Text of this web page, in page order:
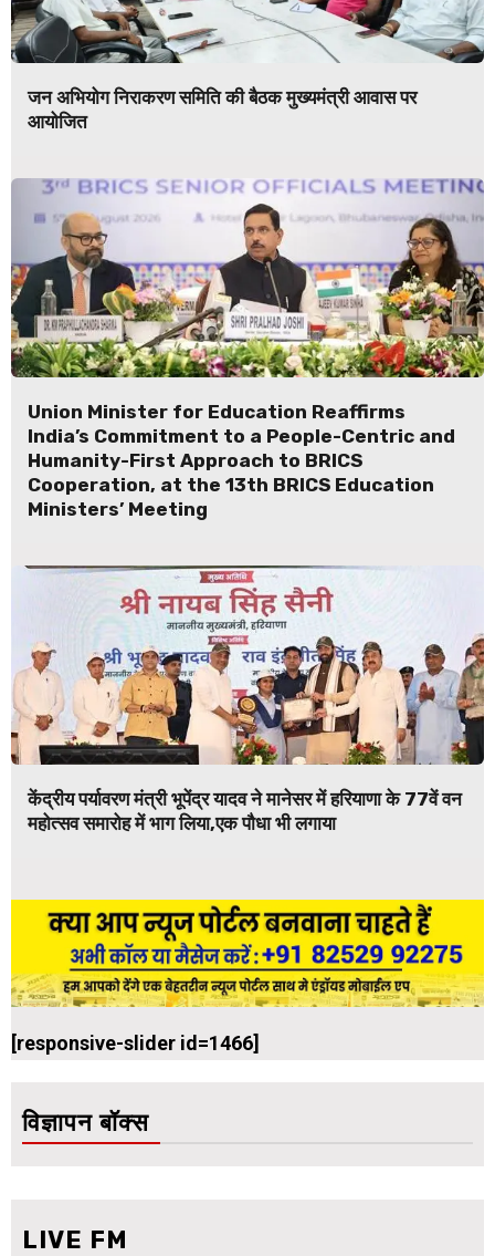
जन अभियोग निराकरण समिति की बैठक मुख्यमंत्री आवास पर
आयोजित
Union Minister for Education Reaffirms
India’s Commitment to a People-Centric and
Humanity-First Approach to BRICS
Cooperation, at the 13th BRICS Education
Ministers’ Meeting
केंद्रीय पर्यावरण मंत्री भूपेंद्र यादव ने मानेसर में हरियाणा के 77वें वन
महोत्सव समारोह में भाग लिया,एक पौधा भी लगाया
[responsive-slider id=1466]
विज्ञापन बॉक्स
LIVE FM